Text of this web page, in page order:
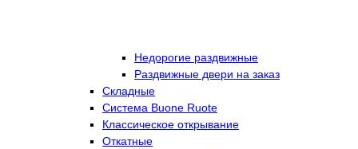
Недорогие раздвижные
Раздвижные двери на заказ
Складные
Cистема Buone Ruote
Классическое открывание
Откатные